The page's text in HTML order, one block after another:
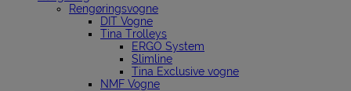
Rengøringsvogne
DIT Vogne
Tina Trolleys
ERGO System
Slimline
Tina Exclusive vogne
NMF Vogne